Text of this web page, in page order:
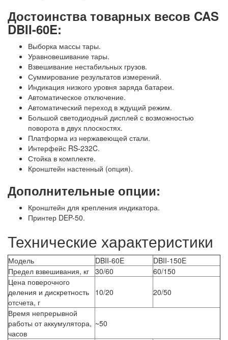
Достоинства товарных весов CAS
DBII-60E:
Выборка массы тары.
Уравновешивание тары.
Взвешивание нестабильных грузов.
Суммирование результатов измерений.
Индикация низкого уровня заряда батареи.
Автоматическое отключение.
Автоматический переход в ждущий режим.
Большой светодиодный дисплей с возможностью
поворота в двух плоскостях.
Платформа из нержавеющей стали.
Интерфейс RS-232C.
Стойка в комплекте.
Кронштейн настенный (опция).
Дополнительные опции:
Кронштейн для крепления индикатора.
Принтер DEP-50.
Технические характеристики
Модель DBII-60E
DBII-150E
Предел взвешивания, кг 30/60
60/150
Цена поверочного
деления и дискретность
отсчета, г
10/20 20/50
Время непрерывной
работы от аккумулятора,
часов
~50